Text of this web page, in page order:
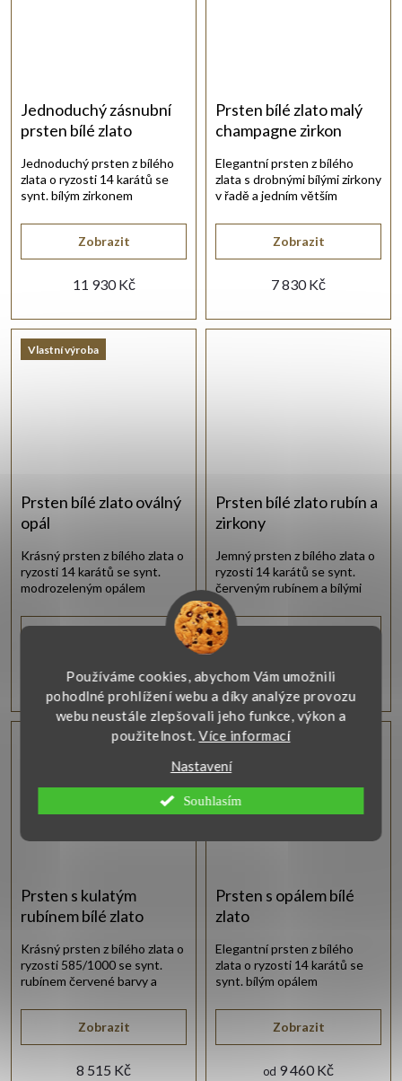
Používáme cookies, abychom Vám umožnili
pohodlné prohlížení webu a díky analýze provozu
webu neustále zlepšovali jeho funkce, výkon a
použitelnost.Více informací
Nastavení
Souhlasím
Jednoduchý zásnubní
prsten bílé zlato
11 930 Kč
Zobrazit
Jednoduchý prsten z bílého
zlata o ryzosti 14 karátů se
synt. bílým zirkonem
Prsten bílé zlato malý
champagne zirkon
7 830 Kč
Zobrazit
Elegantní prsten z bílého
zlata s drobnými bílými zirkony
v řadě a jedním větším
Vlastní výroba
Prsten bílé zlato oválný
opál
10 235 Kč
Krásný prsten z bílého zlata o
ryzosti 14 karátů se synt.
modrozeleným opálem
Prsten bílé zlato rubín a
zirkony
7 740 Kč
Jemný prsten z bílého zlata o
ryzosti 14 karátů se synt.
červeným rubínem a bílými
zirkony.
Prsten s kulatým
rubínem bílé zlato
8 515 Kč
Zobrazit
Krásný prsten z bílého zlata o
ryzosti 585/1000 se synt.
rubínem červené barvy a
Vlastní výroba
Prsten s opálem bílé
zlato
od 9 460 Kč
Zobrazit
Elegantní prsten z bílého
zlata o ryzosti 14 karátů se
synt. bílým opálem